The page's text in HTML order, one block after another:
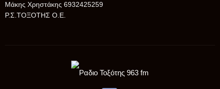
Μάκης Χρηστάκης 6932425259
Ρ.Σ.ΤΟΞΟΤΗΣ Ο.Ε.